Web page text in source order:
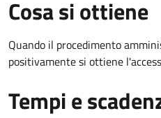
Cosa si ottiene
Quando il procedimento
positivamente si ottiene
Tempi e